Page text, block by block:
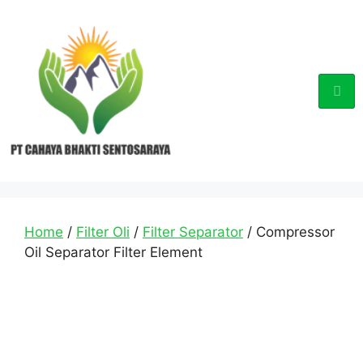
Home / Filter Oli / Filter Separator / Compressor
Oil Separator Filter Element